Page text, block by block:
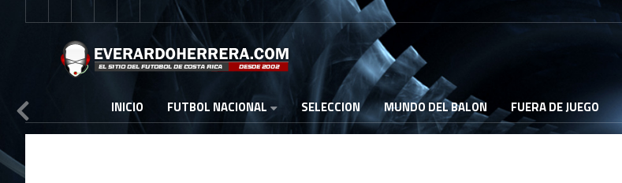
INICIO FUTBOL NACIONAL SELECCION MUNDO DEL BALON FUERA DE JUEGO